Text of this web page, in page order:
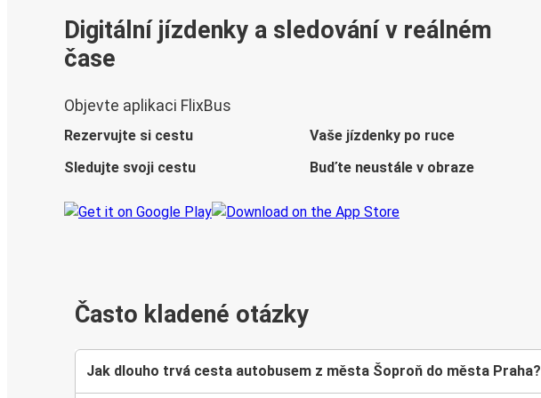
Digitální jízdenky a sledování v reálném
čase
Objevte aplikaci FlixBus
Rezervujte si cestu
Vaše jízdenky po ruce
Sledujte svoji cestu
Buďte neustále v obraze
Často kladené otázky
Jak dlouho trvá cesta autobusem z města Šoproň do města Praha?